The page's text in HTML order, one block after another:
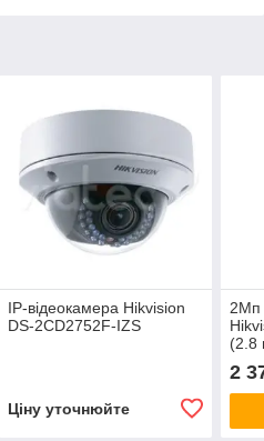
IP-відеокамера Hikvision
DS-2CD2752F-IZS
Ціну уточнюйте
2Мп
(2.8
2